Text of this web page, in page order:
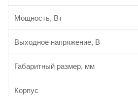
Мощность, Вт
Выходное напряжение, В
Габаритный размер, мм
Корпус